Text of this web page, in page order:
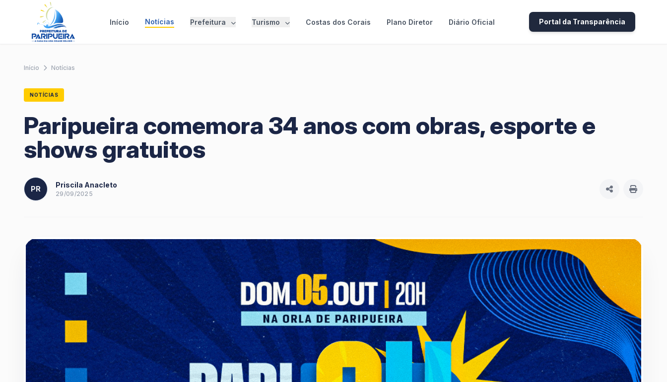
Início Notícias Prefeitura Turismo Costas dos Corais Plano Diretor Diário Oficial Portal da Transparência
Início Notícias
NOTÍCIAS
Paripueira comemora 34 anos com obras, esporte e
shows gratuitos
PR Priscila Anacleto
29/09/2025